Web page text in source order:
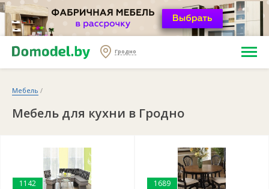
Гродно
Мебель /
Мебель для кухни в Гродно
1142 1689